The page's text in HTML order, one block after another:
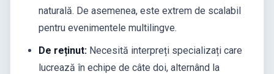
naturală. De asemenea, este extrem de scalabil
pentru evenimentele multilingve.
De reținut: Necesită interpreți specializați care
lucrează în echipe de câte doi, alternând la